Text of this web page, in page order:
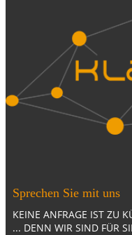
Sprechen Sie mit uns
KEINE ANFRAGE IST ZU
... DENN WIR SIND FÜR